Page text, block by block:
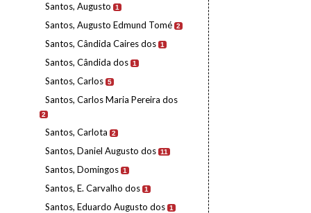
Santos, Augusto 1
Santos, Augusto Edmund Tomé 2
Santos, Cândida Caires dos 1
Santos, Cândida dos 1
Santos, Carlos 5
Santos, Carlos Maria Pereira dos
2
Santos, Carlota 2
Santos, Daniel Augusto dos 11
Santos, Domingos 1
Santos, E. Carvalho dos 1
Santos, Eduardo Augusto dos 1